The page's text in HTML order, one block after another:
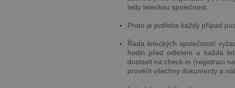
tedy leteckou společnost.
Proto je potřeba každý případ
Řada leteckých společností
hodin před odletem a každá
dostavit na check-in (registraci
prověřit všechny dokumenty a